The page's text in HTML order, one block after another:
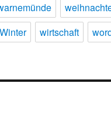
Winter wirtschaft